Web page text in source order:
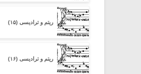
ریتم و ترادیسی (۱۵)
ریتم و ترادیسی (۱۶)